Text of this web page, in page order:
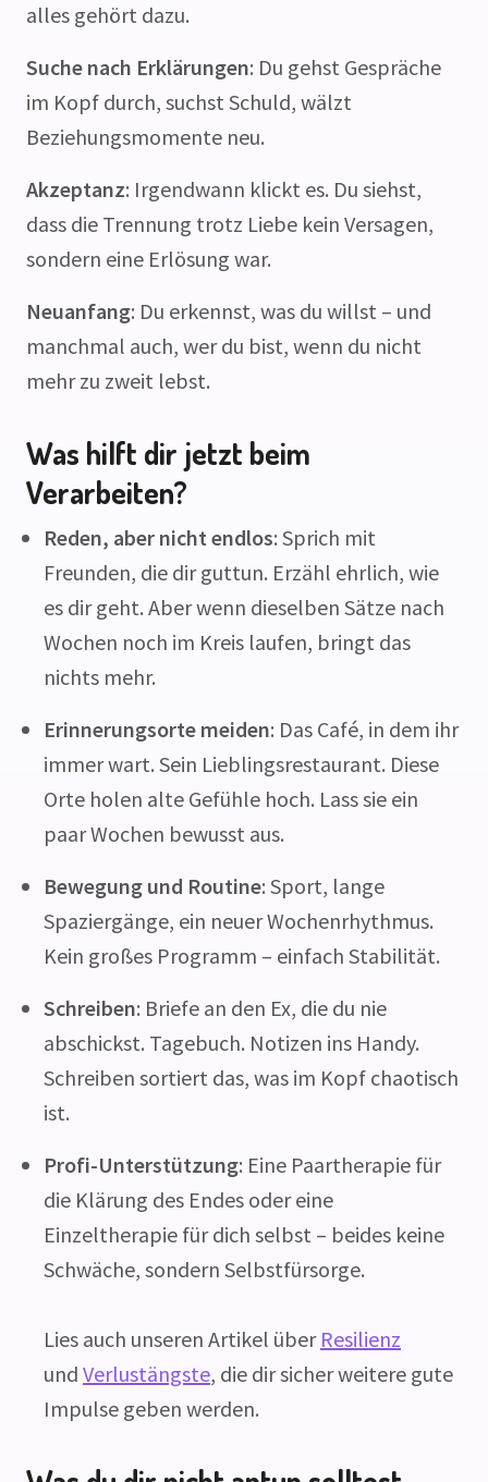
alles gehört dazu.
Suche nach Erklärungen: Du gehst Gespräche
im Kopf durch, suchst Schuld, wälzt
Beziehungsmomente neu.
Akzeptanz: Irgendwann klickt es. Du siehst,
dass die Trennung trotz Liebe kein Versagen,
sondern eine Erlösung war.
Neuanfang: Du erkennst, was du willst – und
manchmal auch, wer du bist, wenn du nicht
mehr zu zweit lebst.
Was hilft dir jetzt beim
Verarbeiten?
Reden, aber nicht endlos: Sprich mit
Freunden, die dir guttun. Erzähl ehrlich, wie
es dir geht. Aber wenn dieselben Sätze nach
Wochen noch im Kreis laufen, bringt das
nichts mehr.
Erinnerungsorte meiden: Das Café, in dem ihr
immer wart. Sein Lieblingsrestaurant. Diese
Orte holen alte Gefühle hoch. Lass sie ein
paar Wochen bewusst aus.
Bewegung und Routine: Sport, lange
Spaziergänge, ein neuer Wochenrhythmus.
Kein großes Programm – einfach Stabilität.
Schreiben: Briefe an den Ex, die du nie
abschickst. Tagebuch. Notizen ins Handy.
Schreiben sortiert das, was im Kopf chaotisch
ist.
Profi-Unterstützung: Eine Paartherapie für
die Klärung des Endes oder eine
Einzeltherapie für dich selbst – beides keine
Schwäche, sondern Selbstfürsorge.
Lies auch unseren Artikel über Resilienz
und Verlustängste, die dir sicher weitere gute
Impulse geben werden.